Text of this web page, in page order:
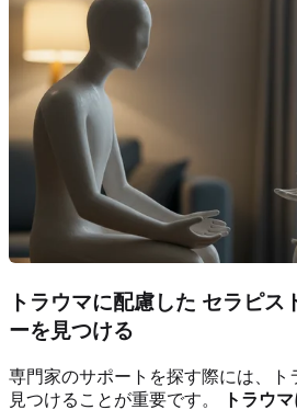
トラウマに配慮した セラピス
ーを見つける
専門家のサポートを探す際には、ト
見つけることが重要です。
トラウ